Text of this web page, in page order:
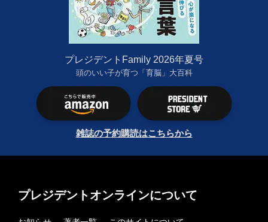
プレジデントFamily 2026年夏号
頭のいい子が育つ「育脳」大百科
雑誌の予約購読はこちらから
プレジデントオンラインについて